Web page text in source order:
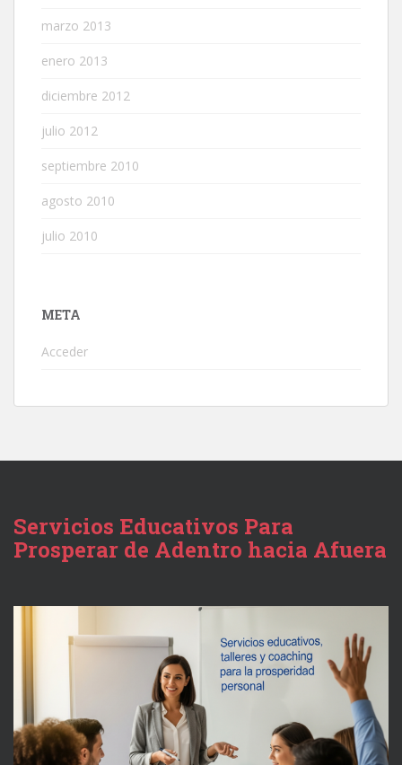
marzo 2013
enero 2013
diciembre 2012
julio 2012
septiembre 2010
agosto 2010
julio 2010
META
Acceder
Servicios Educativos Para
Prosperar de Adentro hacia Afuera